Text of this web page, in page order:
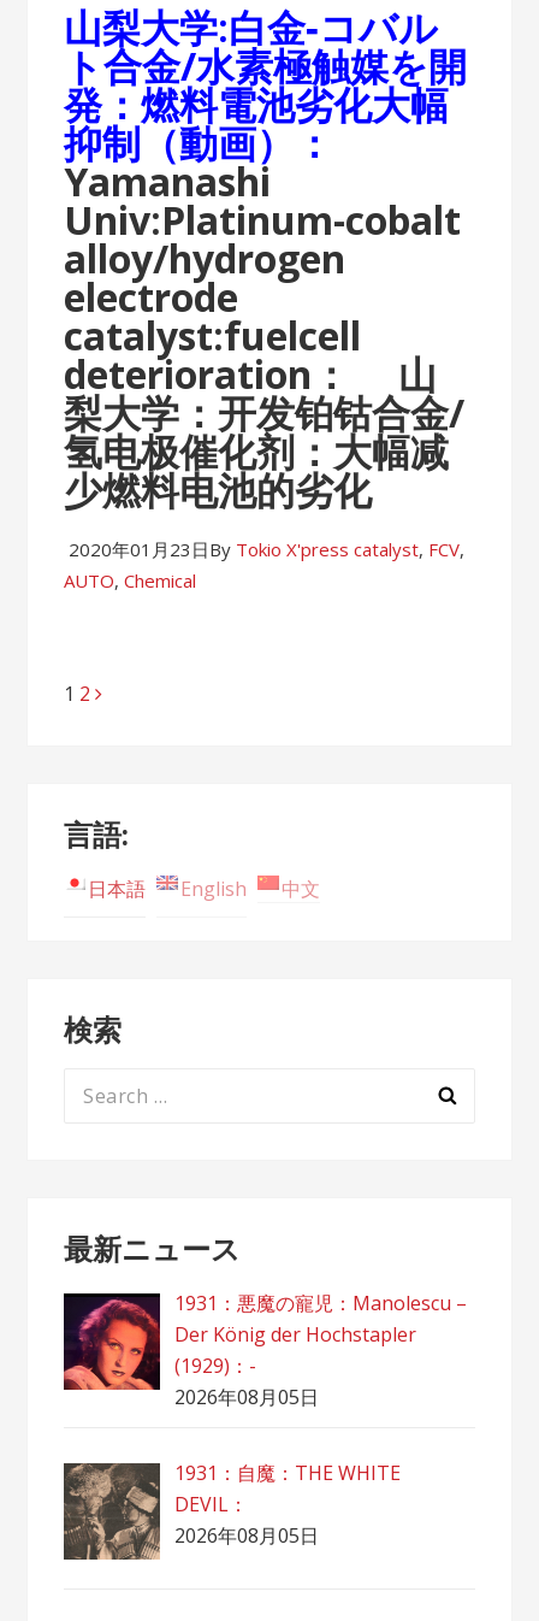
山梨大学:白金‐コバル
ト合金/水素極触媒を開
発：燃料電池劣化大幅
抑制（動画）：
Yamanashi
Univ:Platinum-cobalt
alloy/hydrogen
electrode
catalyst:fuelcell
deterioration： 山
梨大学：开发铂钴合金/
氢电极催化剂：大幅减
少燃料电池的劣化
2020年01月23日By Tokio X'press catalyst, FCV,
AUTO,Chemical
Page
1 Page
2
言語:
日本語 English 中文
検索
Search
最新ニュース
1931：悪魔の寵児：Manolescu –
Der König der Hochstapler
(1929)：-
2026年08月05日
1931：自魔：ТHЕ WHITE
DEVIL：
2026年08月05日